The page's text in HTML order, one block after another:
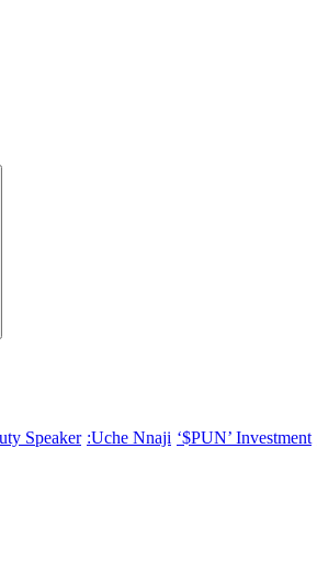
Speaker :Uche Nnaji ‘$PUN’ Investment